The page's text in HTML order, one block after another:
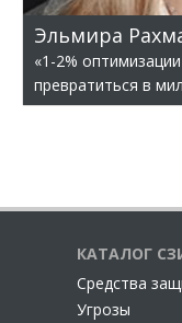
Эльмира
«1-2%
превратиться в
КАТАЛОГ
Cредства
Угрозы